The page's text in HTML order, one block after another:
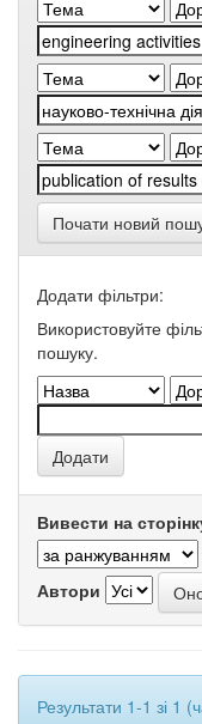
Почати новий
Додати фільтри:
Використовуйте
пошуку.
Вивести на
Автори
Результати 1-1 зі 1